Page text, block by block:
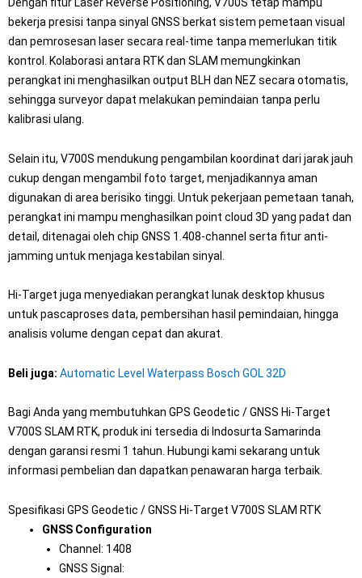
bekerja presisi tanpa sinyal GNSS berkat sistem pemetaan visual
dan pemrosesan laser secara real-time tanpa memerlukan titik
kontrol. Kolaborasi antara RTK dan SLAM memungkinkan
perangkat ini menghasilkan output BLH dan NEZ secara otomatis,
sehingga surveyor dapat melakukan pemindaian tanpa perlu
kalibrasi ulang.
Selain itu, V700S mendukung pengambilan koordinat dari jarak jauh
cukup dengan mengambil foto target, menjadikannya aman
digunakan di area berisiko tinggi. Untuk pekerjaan pemetaan tanah,
perangkat ini mampu menghasilkan point cloud 3D yang padat dan
detail, ditenagai oleh chip GNSS 1.408-channel serta fitur anti-
jamming untuk menjaga kestabilan sinyal.
Hi-Target juga menyediakan perangkat lunak desktop khusus
untuk pascaproses data, pembersihan hasil pemindaian, hingga
analisis volume dengan cepat dan akurat.
Beli juga: Automatic Level Waterpass Bosch GOL 32D
Bagi Anda yang membutuhkan GPS Geodetic / GNSS Hi-Target
V700S SLAM RTK, produk ini tersedia di Indosurta Samarinda
dengan garansi resmi 1 tahun. Hubungi kami sekarang untuk
informasi pembelian dan dapatkan penawaran harga terbaik.
Spesifikasi GPS Geodetic / GNSS Hi-Target V700S SLAM RTK
GNSS Configuration
Channel: 1408
GNSS Signal: